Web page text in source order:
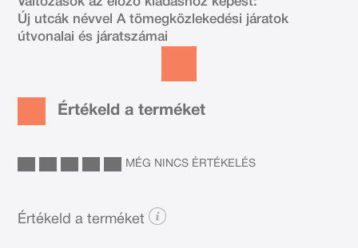
Új utcák névvel A tömegközlekedési járatok
útvonalai és járatszámai
Értékeld a terméket
MÉG NINCS ÉRTÉKELÉS
Értékeld a terméket